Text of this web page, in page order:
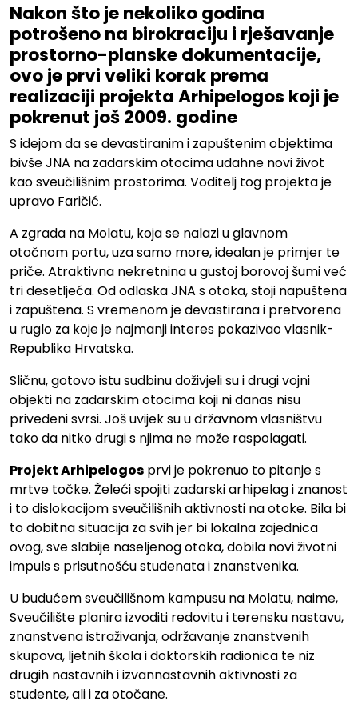
Nakon što je nekoliko godina
potrošeno na birokraciju i rješavanje
prostorno-planske dokumentacije,
ovo je prvi veliki korak prema
realizaciji projekta Arhipelogos koji je
pokrenut još 2009. godine
S idejom da se devastiranim i zapuštenim objektima
bivše JNA na zadarskim otocima udahne novi život
kao sveučilišnim prostorima. Voditelj tog projekta je
upravo Faričić.
A zgrada na Molatu, koja se nalazi u glavnom
otočnom portu, uza samo more, idealan je primjer te
priče. Atraktivna nekretnina u gustoj borovoj šumi već
tri desetljeća. Od odlaska JNA s otoka, stoji napuštena
i zapuštena. S vremenom je devastirana i pretvorena
u ruglo za koje je najmanji interes pokazivao vlasnik-
Republika Hrvatska.
Sličnu, gotovo istu sudbinu doživjeli su i drugi vojni
objekti na zadarskim otocima koji ni danas nisu
privedeni svrsi. Još uvijek su u državnom vlasništvu
tako da nitko drugi s njima ne može raspolagati.
Projekt Arhipelogos prvi je pokrenuo to pitanje s
mrtve točke. Želeći spojiti zadarski arhipelag i znanost
i to dislokacijom sveučilišnih aktivnosti na otoke. Bila bi
to dobitna situacija za svih jer bi lokalna zajednica
ovog, sve slabije naseljenog otoka, dobila novi životni
impuls s prisutnošću studenata i znanstvenika.
U budućem sveučilišnom kampusu na Molatu, naime,
Sveučilište planira izvoditi redovitu i terensku nastavu,
znanstvena istraživanja, održavanje znanstvenih
skupova, ljetnih škola i doktorskih radionica te niz
drugih nastavnih i izvannastavnih aktivnosti za
studente, ali i za otočane.